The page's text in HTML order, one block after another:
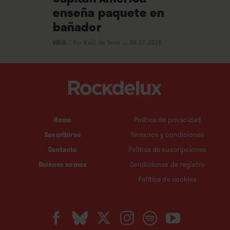
enseña paquete en
bañador
Home
Suscribirse
Contacto
Quiénes somos
Política de privacidad
Términos y condiciones
Política de suscripciones
Condiciones de registro
Política de cookies